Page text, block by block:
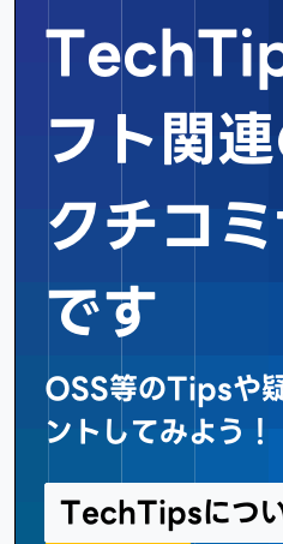
フト関
クチコ
です
OSS等のTipsや
ントしてみよう！
TechTipsにつ